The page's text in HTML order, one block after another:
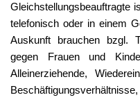
Gleichstellungsbeauftragte
telefonisch oder in einem
Auskunft brauchen bzgl.
gegen Frauen und
Alleinerziehende,